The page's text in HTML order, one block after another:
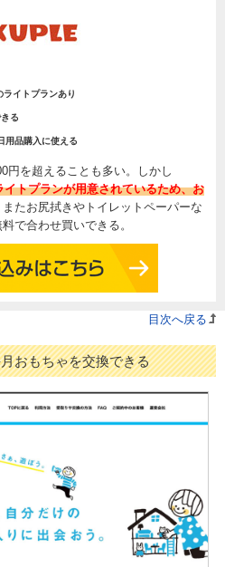
イトプランあり
る
用品購入に使える
円を超えることも多い。しかし
トプランが用意されているため、お
またお尻拭きやトイレットペーパーな
で合わせ買いできる。
目次へ戻る
おもちゃを交換できる